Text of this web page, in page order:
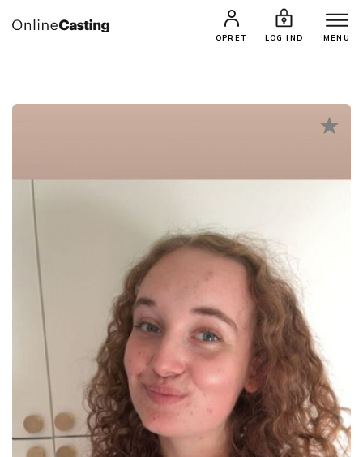
OPRET LOG IND MENU
CASTINGS & JOBS SØG PROFIL